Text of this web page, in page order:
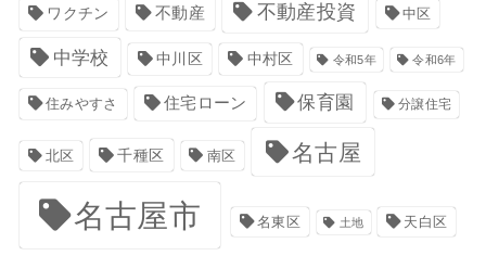
ワクチン 不動産 不動産投資 中区
中学校 中川区 中村区 令和5年 令和6年
住みやすさ 住宅ローン 保育園 分譲住宅
北区 千種区 南区 名古屋
名古屋市 名東区 土地 天白区